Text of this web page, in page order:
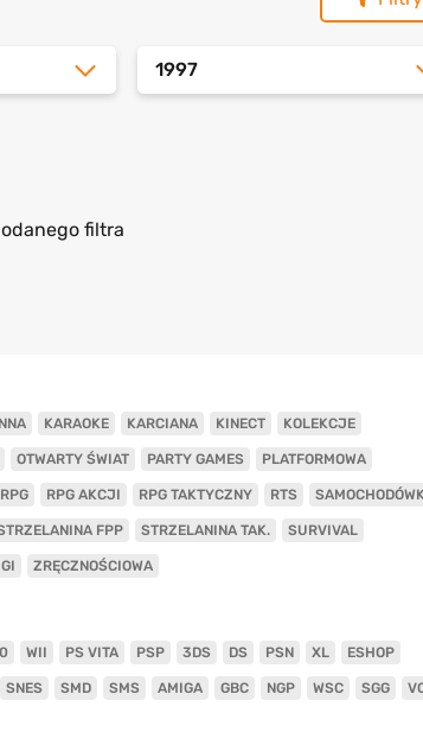
1997
filtra
KARAOKE KARCIANA KINECT KOLEKCJE
OTWARTY ŚWIAT PARTY GAMES PLATFORMOWA
RPG RPG AKCJI RPG TAKTYCZNY RTS
FPP STRZELANINA TAK. SURVIVAL
ZRĘCZNOŚCIOWA
WII PS VITA PSP 3DS DS PSN XL ESHOP
SNES SMD SMS AMIGA GBC NGP WSC SGG